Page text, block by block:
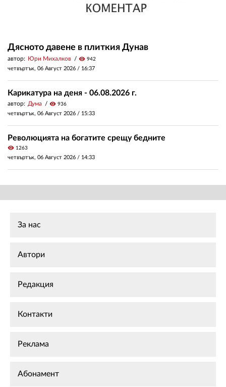
Дясното давене в плиткия Дунав
автор: Юри Михалков visibility 942
четвъртък, 06 Август 2026 / 16:37
Карикатура на деня - 06.08.2026 г.
автор: Дума visibility 936
четвъртък, 06 Август 2026 / 15:33
Революцията на богатите срещу бедните
visibility 1263
четвъртък, 06 Август 2026 / 14:33
За нас
Автори
Редакция
Контакти
Реклама
Абонамент